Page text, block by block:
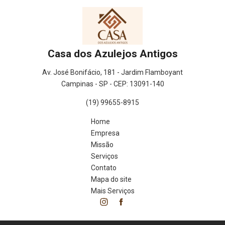
Casa dos Azulejos Antigos
Av. José Bonifácio, 181 - Jardim Flamboyant
Campinas - SP - CEP: 13091-140
(19) 99655-8915
Home
Empresa
Missão
Serviços
Contato
Mapa do site
Mais Serviços